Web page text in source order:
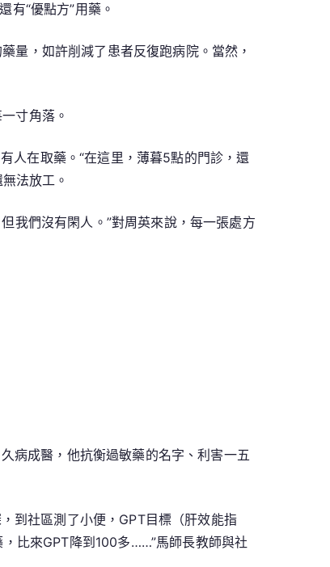
有“優點方”用藥。
量，如許削減了患者反復跑病院。當然，
寸角落。
人在取藥。“在這里，薄暮5點的門診，還
法放工。
我們沒有閑人。”對周英來說，每一張處方
病成醫，他抗衡過敏藥的名字、利害一五
到社區測了小便，GPT目標（肝效能指
比來GPT降到100多……”馬師長教師與社